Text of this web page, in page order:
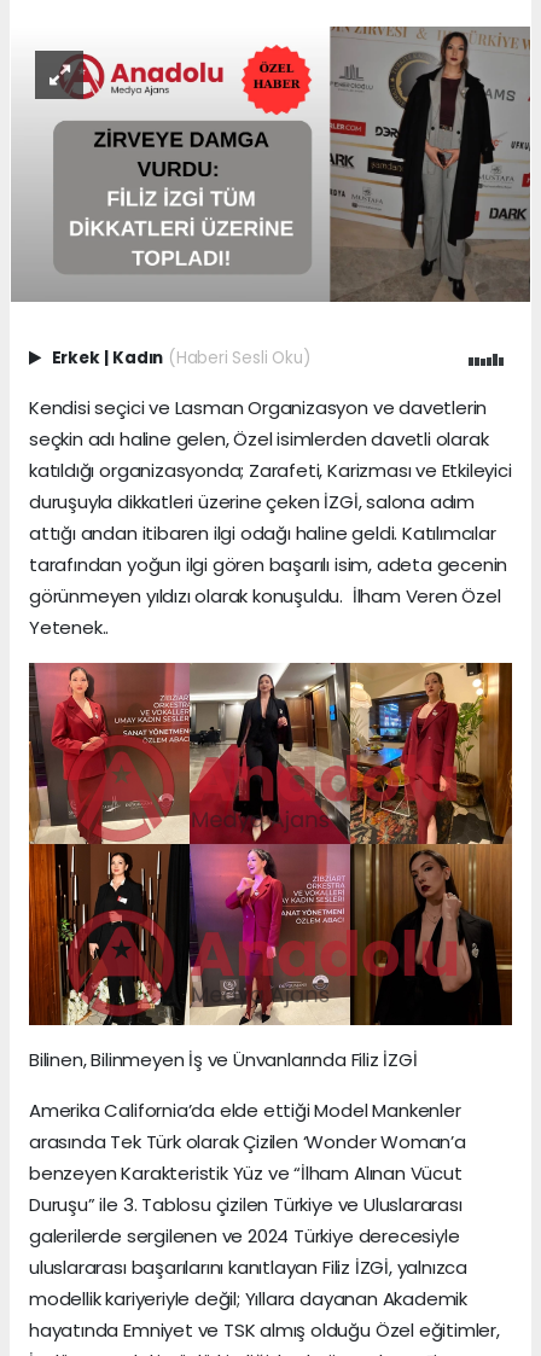
Erkek | Kadın (Haberi Sesli Oku)
Kendisi seçici ve Lasman Organizasyon ve davetlerin
seçkin adı haline gelen, Özel isimlerden davetli olarak
katıldığı organizasyonda; Zarafeti, Karizması ve Etkileyici
duruşuyla dikkatleri üzerine çeken İZGİ, salona adım
attığı andan itibaren ilgi odağı haline geldi. Katılımcılar
tarafından yoğun ilgi gören başarılı isim, adeta gecenin
görünmeyen yıldızı olarak konuşuldu. İlham Veren Özel
Yetenek..
Bilinen, Bilinmeyen İş ve Ünvanlarında Filiz İZGİ
Amerika California’da elde ettiği Model Mankenler
arasında Tek Türk olarak Çizilen ‘Wonder Woman’a
benzeyen Karakteristik Yüz ve “İlham Alınan Vücut
Duruşu” ile 3. Tablosu çizilen Türkiye ve Uluslararası
galerilerde sergilenen ve 2024 Türkiye derecesiyle
uluslararası başarılarını kanıtlayan Filiz İZGİ, yalnızca
modellik kariyeriyle değil; Yıllara dayanan Akademik
hayatında Emniyet ve TSK almış olduğu Özel eğitimler,